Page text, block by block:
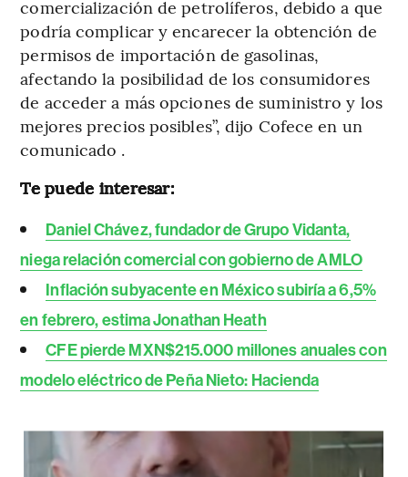
comercialización de petrolíferos, debido a que
podría complicar y encarecer la obtención de
permisos de importación de gasolinas,
afectando la posibilidad de los consumidores
de acceder a más opciones de suministro y los
mejores precios posibles”, dijo Cofece en un
comunicado .
Te puede interesar:
Daniel Chávez, fundador de Grupo Vidanta,
niega relación comercial con gobierno de AMLO
Inflación subyacente en México subiría a 6,5%
en febrero, estima Jonathan Heath
CFE pierde MXN$215.000 millones anuales con
modelo eléctrico de Peña Nieto: Hacienda